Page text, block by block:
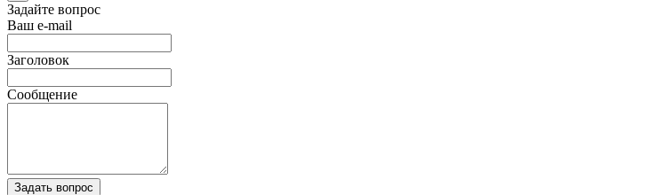
Задайте вопрос
Ваш e-mail
Заголовок
Сообщение
Задать вопрос